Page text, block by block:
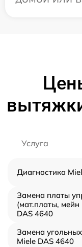
Услуга
Диагностика
Замена платы
(мат.платы,
DAS 4640
Замена
Miele DAS 4640